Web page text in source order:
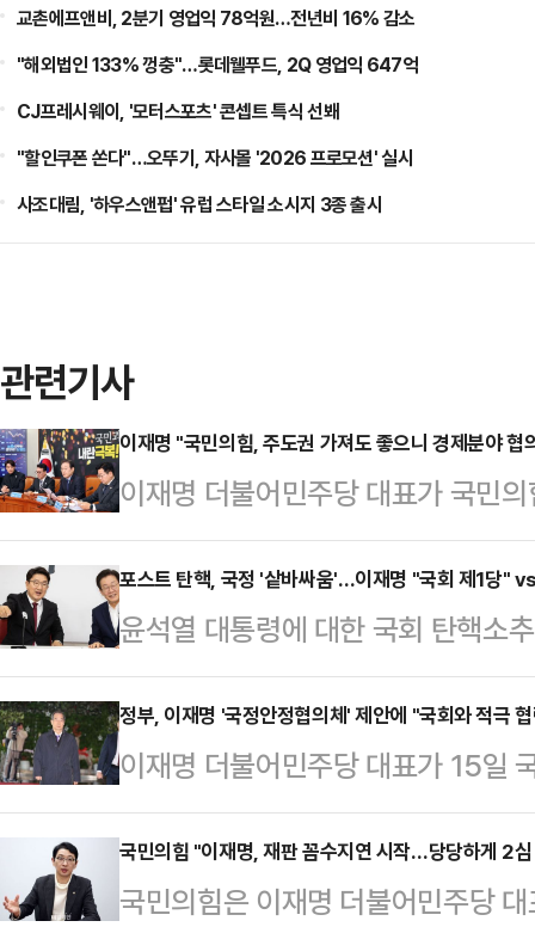
교촌에프앤비, 2분기 영업익 78억원…전년비 16% 감소
"해외법인 133% 껑충"…롯데웰푸드, 2Q 영업익 647억
CJ프레시웨이, '모터스포츠' 콘셉트 특식 선봬
"할인쿠폰 쏜다"…오뚜기, 자사몰 '2026 프로모션' 실시
사조대림, '하우스앤펍' 유럽 스타일 소시지 3종 출시
관련기사
이재명 "국민의힘, 주도권 가져도 좋으니 경제분야 협
이재명 더불어민주당 대표가 국민
의체 구성을 요청드린다"고 밝혔다
최고위원회의에서 "혹시라도 국정
경제분야에 한정하자"며 이 같이
령의 탄핵소추안 가결에 따른 후속
여당이 아니라고 주장하면서, 국회
성을 제안했다. 이에 권성동 국민
당"이라고 반발하며 이 대표의…
포스트 탄핵, 국정 '샅바싸움'…이재명 "국회 제1당"
윤석열 대통령에 대한 국회 탄핵소
된 가운데, 정국 주도권을 쥐기 위
어민주당 대표가 민주당의 '국회 제
제안하자 권성동 국민의힘 원내대
이재명 대표는 15일 국회에서 기자
다"며 "국정 정상화를 위한 초당적
협의체 구성을 제안한다"고 말했다
정부, 이재명 '국정안정협의체' 제안에 "국회와 적극
이재명 더불어민주당 대표가 15일
는 '국정안정협의체' 구성을 제안한
가 돼 있다"고 밝혔다.총리실 고위
의 조속한 안정을 위해 여야를 포함
국민의힘 "이재명, 재판 꼼수지연 시작…당당하게 2
국민의힘은 이재명 더불어민주당